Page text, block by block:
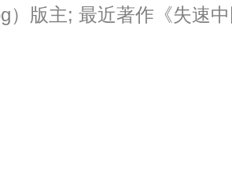
）版主; 最近著作《失速